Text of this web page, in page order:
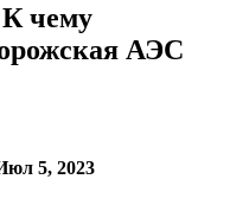
чему
АЭС
5, 2023